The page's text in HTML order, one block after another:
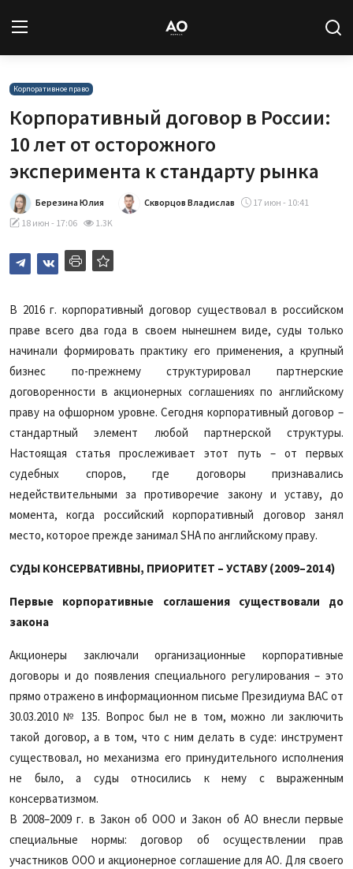
Вход
Новости
Статьи
Авторы
Архив
Подписка
Корпоративное право
Корпоративный договор в России:
10 лет от осторожного
эксперимента к стандарту рынка
Березина Юлия Скворцов Владислав
17 июн - 10:41
18 июн - 17:06
1.3K
В 2016 г. корпоративный договор существовал в российском
праве всего два года в своем нынешнем виде, суды только
начинали формировать практику его применения, а крупный
бизнес по-прежнему структурировал партнерские
договоренности в акционерных соглашениях по английскому
праву на офшорном уровне. Сегодня корпоративный договор –
стандартный элемент любой партнерской структуры.
Настоящая статья прослеживает этот путь – от первых
судебных споров, где договоры признавались
недействительными за противоречие закону и уставу, до
момента, когда российский корпоративный договор занял
место, которое прежде занимал SHA по английскому праву.
СУДЫ КОНСЕРВАТИВНЫ, ПРИОРИТЕТ – УСТАВУ (2009–2014)
Первые корпоративные соглашения существовали до
закона
Акционеры заключали организационные корпоративные
договоры и до появления специального регулирования – это
прямо отражено в информационном письме Президиума ВАС от
30.03.2010 № 135. Вопрос был не в том, можно ли заключить
такой договор, а в том, что с ним делать в суде: инструмент
существовал, но механизма его принудительного исполнения
не было, а суды относились к нему с выраженным
консерватизмом.
В 2008–2009 г. в Закон об ООО и Закон об АО внесли первые
специальные нормы: договор об осуществлении прав
участников ООО и акционерное соглашение для АО. Для своего